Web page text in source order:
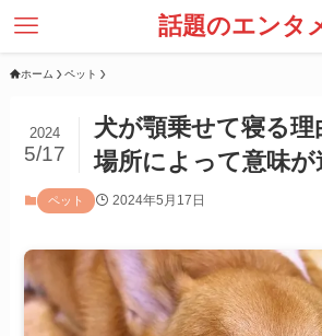
話題のエンタ
ホーム ペット
犬が顎乗せて寝る理
場所によって意味が
2024
5/17
ペット 2024年5月17日